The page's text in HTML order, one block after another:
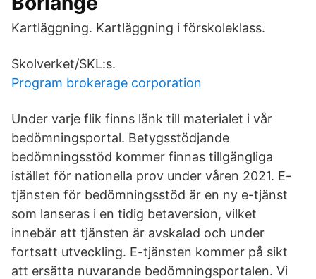
Kartläggning. Kartläggning i förskoleklass.
Skolverket/SKL:s.
Program brokerage corporation
Under varje flik finns länk till materialet i vår
bedömningsportal. Betygsstödjande
bedömningsstöd kommer finnas tillgängliga
istället för nationella prov under våren 2021. E-
tjänsten för bedömningsstöd är en ny e-tjänst
som lanseras i en tidig betaversion, vilket
innebär att tjänsten är avskalad och under
fortsatt utveckling. E-tjänsten kommer på sikt
att ersätta nuvarande bedömningsportalen. Vi